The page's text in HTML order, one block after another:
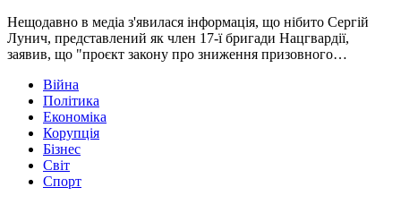
Нещодавно в медіа з'явилася інформація, що нібито Сергій
Лунич, представлений як член 17-ї бригади Нацгвардії,
заявив, що "проєкт закону про зниження призовного…
Війна
Політика
Економіка
Корупція
Бізнес
Світ
Спорт